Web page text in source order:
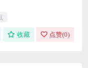
收藏 点赞(0)